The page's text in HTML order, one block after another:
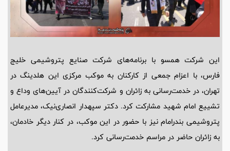
این شرکت همسو با برنامه‌های شرکت صنایع پتروشیمی خلیج
فارس، با اعزام جمعی از کارکنان به موکب مرکزی این هلدینگ در
تهران، در خدمت‌رسانی به زائران و شرکت‌کنندگان در آیین‌های وداع و
تشییع امام شهید مشارکت کرد. دکتر سپهدار انصاری‌نیک، مدیرعامل
پتروشیمی بندرامام نیز با حضور در این موکب، در کنار دیگر خادمان،
به زائران حاضر در مراسم خدمت‌رسانی کرد.